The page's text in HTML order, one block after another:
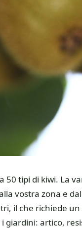
50 tipi di kiwi. La
vostra zona e
il che richiede
giardini: artico,